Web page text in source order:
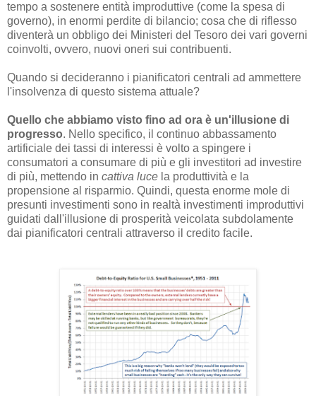
tempo a sostenere entità improduttive (come la spesa di
governo), in enormi perdite di bilancio; cosa che di riflesso
diventerà un obbligo dei Ministeri del Tesoro dei vari governi
coinvolti, ovvero, nuovi oneri sui contribuenti.
Quando si decideranno i pianificatori centrali ad ammettere
l'insolvenza di questo sistema attuale?
Quello che abbiamo visto fino ad ora è un'illusione di
progresso. Nello specifico, il continuo abbassamento
artificiale dei tassi di interessi è volto a spingere i
consumatori a consumare di più e gli investitori ad investire
di più, mettendo in cattiva luce la produttività e la
propensione al risparmio. Quindi, questa enorme mole di
presunti investimenti sono in realtà investimenti improduttivi
guidati dall'illusione di prosperità veicolata subdolamente
dai pianificatori centrali attraverso il credito facile.